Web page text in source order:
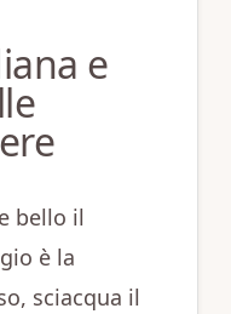
e
bello il
è la
sciacqua il